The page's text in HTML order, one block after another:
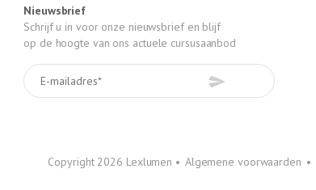
Nieuwsbrief
Schrijf u in voor onze nieuwsbrief en blijf
op de hoogte van ons actuele cursusaanbod
Copyright 2026 Lexlumen • Algemene voorwaarden •